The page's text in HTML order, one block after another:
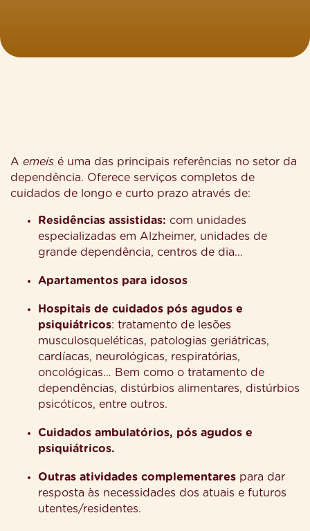
A emeis é uma das principais referências no setor da
dependência. Oferece serviços completos de
cuidados de longo e curto prazo através de:
Residências assistidas: com unidades
especializadas em Alzheimer, unidades de
grande dependência, centros de dia…
Apartamentos para idosos
Hospitais de cuidados pós agudos e
psiquiátricos: tratamento de lesões
musculosqueléticas, patologias geriátricas,
cardíacas, neurológicas, respiratórias,
oncológicas… Bem como o tratamento de
dependências, distúrbios alimentares, distúrbios
psicóticos, entre outros.
Cuidados ambulatórios, pós agudos e
psiquiátricos.
Outras atividades complementares para dar
resposta às necessidades dos atuais e futuros
utentes/residentes.